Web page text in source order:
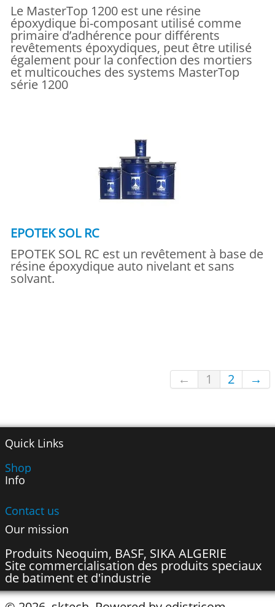
Le MasterTop 1200 est une résine
époxydique bi-composant utilisé comme
primaire d’adhérence pour différents
revêtements époxydiques, peut être utilisé
également pour la confection des mortiers
et multicouches des systems MasterTop
série 1200
EPOTEK SOL RC
EPOTEK SOL RC est un revêtement à base de
résine époxydique auto nivelant et sans
solvant.
← 1 2 →
Quick Links
Shop
Info
Contact us
Our mission
Produits Neoquim, BASF, SIKA ALGERIE
Site commercialisation des produits speciaux
de batiment et d'industrie